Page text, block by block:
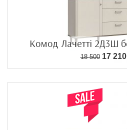
Комод Лачетті 2Д3Ш
18 50017 210